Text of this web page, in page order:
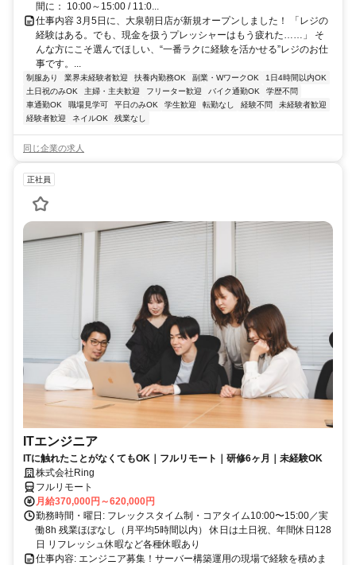
間に： 10:00～15:00 / 11:0...
仕事内容 3月5日に、大泉朝日店が新規オープンしました！ 「レジの
経験はある。でも、現金を扱うプレッシャーはもう疲れた……」 そ
んな方にこそ選んでほしい、“一番ラクに経験を活かせる”レジのお仕
事です。...
制服あり 業界未経験者歓迎 扶養内勤務OK 副業・WワークOK
1日4時間以内OK
土日祝のみOK
主婦・主夫歓迎 フリーター歓迎 バイク通勤OK
学歴不問
車通勤OK
職場見学可 平日のみOK 学生歓迎 転勤なし 経験不問
未経験者歓迎
経験者歓迎
ネイルOK 残業なし
同じ企業の求人
正社員
ITエンジニア
ITに触れたことがなくてもOK｜フルリモート｜研修6ヶ月｜未経験OK
株式会社Ring
フルリモート
月給370,000円～620,000円
勤務時間・曜日: フレックスタイム制・コアタイム10:00〜15:00／実
働8h 残業ほぼなし（月平均5時間以内） 休日は土日祝、年間休日128
日 リフレッシュ休暇など各種休暇あり
仕事内容: エンジニア募集！サーバー構築運用の現場で経験を積めま